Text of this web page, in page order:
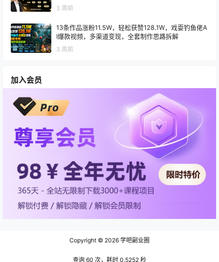
3 周前
13条作品涨粉11.5W，轻松获赞128.1W，戏耍钓鱼佬A
I爆款视频，多渠道变现，全套制作思路拆解
3 周前
加入会员
Copyright © 2026 学吧副业圈
查询 60 次，耗时 0.5252 秒